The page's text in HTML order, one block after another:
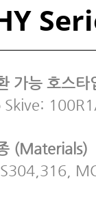
가능 호스
Skive:
(Materials)